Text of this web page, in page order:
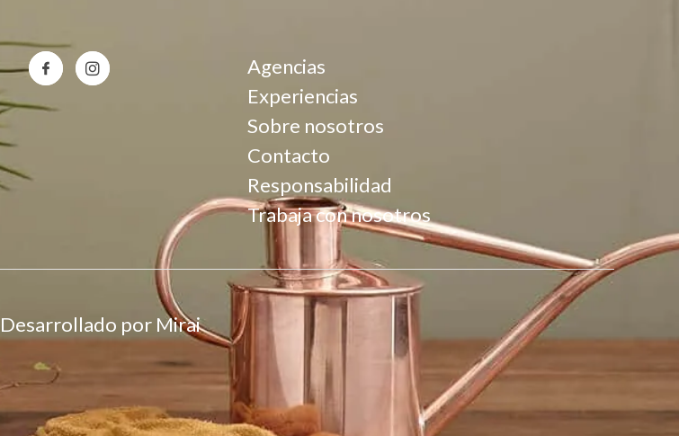
Agencias
Experiencias
Sobre nosotros
Contacto
Responsabilidad
Trabaja con nosotros
Desarrollado por Mirai